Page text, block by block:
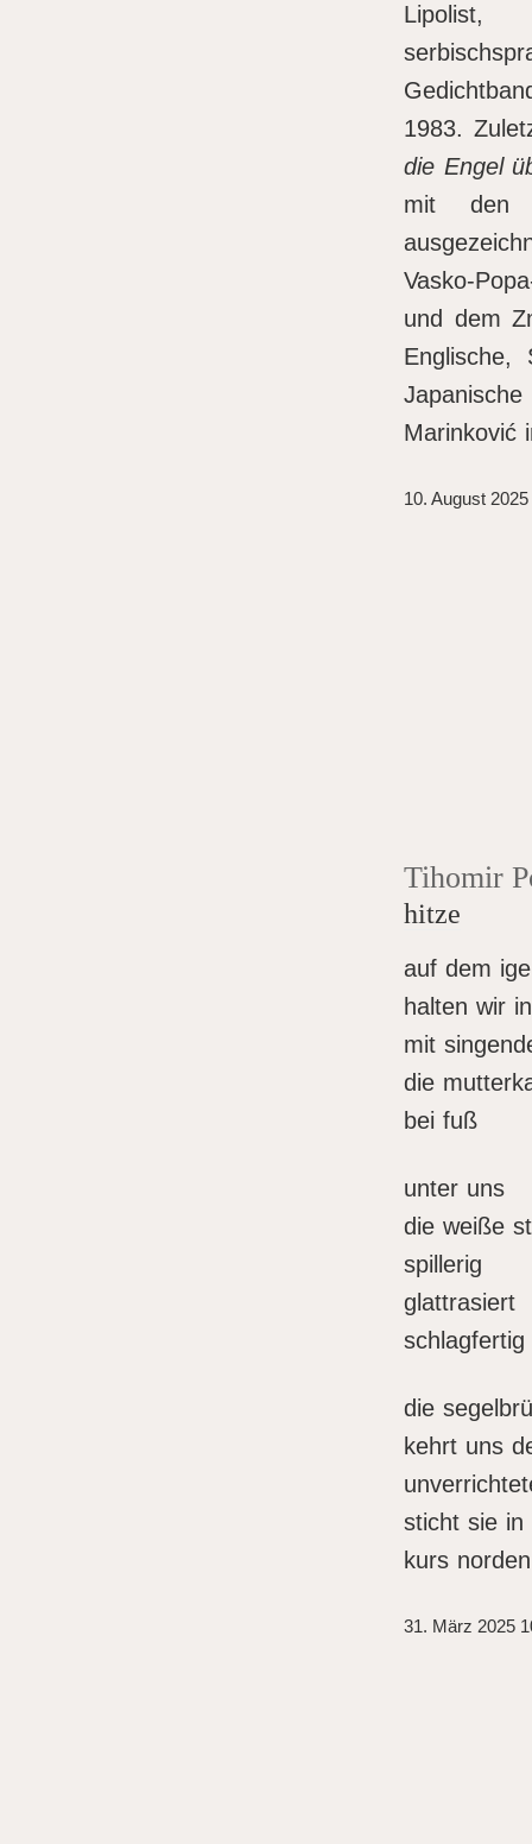
1983.
die Engel
mit den
Vasko-
und dem
Englische,
Marinković
10. August 2025
Tihomir
hitze
auf dem
halten wir
mit
die
bei fuß
unter uns
die weiße
spillerig
glattrasiert
schlagfertig
die
kehrt uns
sticht sie in
kurs norden
31. März 2025